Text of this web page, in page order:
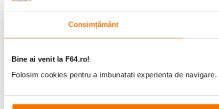
Consimțământ
Bine ai venit la F64.ro!
Folosim cookies pentru a imbunatati experienta de